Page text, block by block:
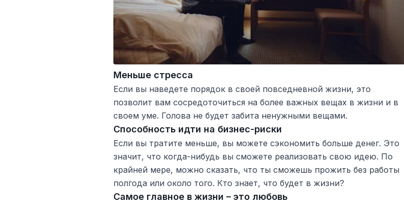
Меньше стресса
Если вы наведете порядок в своей повседневной жизни, это
позволит вам сосредоточиться на более важных вещах в жизни и в
своем уме. Голова не будет забита ненужными вещами.
Способность идти на бизнес-риски
Если вы тратите меньше, вы можете сэкономить больше денег. Это
значит, что когда-нибудь вы сможете реализовать свою идею. По
крайней мере, можно сказать, что ты сможешь прожить без работы
полгода или около того. Кто знает, что будет в жизни?
Самое главное в жизни – это любовь